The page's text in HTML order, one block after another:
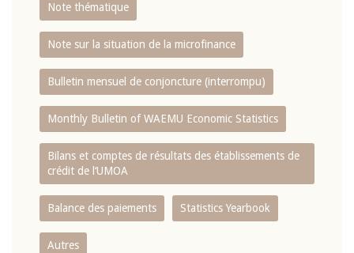
Note thématique
Note sur la situation de la microfinance
Bulletin mensuel de conjoncture (interrompu)
Monthly Bulletin of WAEMU Economic Statistics
Bilans et comptes de résultats des établissements de
crédit de l‘UMOA
Balance des paiements Statistics Yearbook
Autres